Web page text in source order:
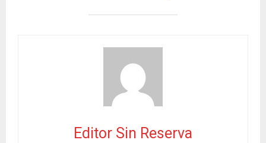
Editor Sin Reserva